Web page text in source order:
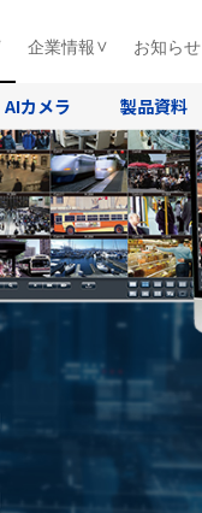
AIカメラ 製品資料
企業情報 お知らせ